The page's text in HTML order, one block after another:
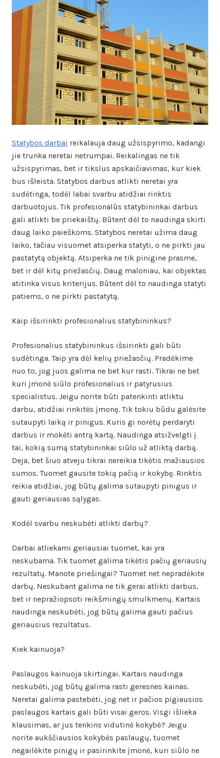
Statybos darbai reikalauja daug užsispyrimo, kadangi
jie trunka neretai netrumpai. Reikalingas ne tik
užsispyrimas, bet ir tikslus apskaičiavimas, kur kiek
bus išleista. Statybos darbus atlikti neretai yra
sudėtinga, todėl labai svarbu atidžiai rinktis
darbuotojus. Tik profesionalūs statybininkai darbus
gali atlikti be priekaištų. Būtent dėl to naudinga skirti
daug laiko paieškoms. Statybos neretai užima daug
laiko, tačiau visuomet atsiperka statyti, o ne pirkti jau
pastatytą objektą. Atsiperka ne tik pinigine prasme,
bet ir dėl kitų priežasčių. Daug maloniau, kai objektas
atitinka visus kriterijus. Būtent dėl to naudinga statyti
patiems, o ne pirkti pastatytą.
Kaip išsirinkti profesionalius statybininkus?
Profesionalius statybininkus išsirinkti gali būti
sudėtinga. Taip yra dėl kelių priežasčių. Pradėkime
nuo to, jog juos galima ne bet kur rasti. Tikrai ne bet
kuri įmonė siūlo profesionalius ir patyrusius
specialistus. Jeigu norite būti patenkinti atliktu
darbu, atidžiai rinkitės įmonę. Tik tokiu būdu galėsite
sutaupyti laiką ir pinigus. Kuris gi norėtų perdaryti
darbus ir mokėti antrą kartą. Naudinga atsižvelgti į
tai, kokią sumą statybininkai siūlo už atliktą darbą.
Deja, bet šiuo atveju tikrai nereikia tikėtis mažiausios
sumos. Tuomet gausite tokią pačią ir kokybę. Rinktis
reikia atidžiai, jog būtų galima sutaupyti pinigus ir
gauti geriausias sąlygas.
Kodėl svarbu neskubėti atlikti darbų?
Darbai atliekami geriausiai tuomet, kai yra
neskubama. Tik tuomet galima tikėtis pačių geriausių
rezultatų. Manote priešingai? Tuomet net nepradėkite
darbų. Neskubant galima ne tik gerai atlikti darbus,
bet ir nepražiopsoti reikšmingų smulkmenų. Kartais
naudinga neskubėti, jog būtų galima gauti pačius
geriausius rezultatus.
Kiek kainuoja?
Paslaugos kainuoja skirtingai. Kartais naudinga
neskubėti, jog būtų galima rasti geresnes kainas.
Neretai galima pastebėti, jog net ir pačios pigiausios
paslaugos kartais gali būti visai geros. Visgi išlieka
klausimas, ar jus tenkins vidutinė kokybė? Jeigu
norite aukščiausios kokybės paslaugų, tuomet
negailėkite pinigų ir pasirinkite įmonė, kuri siūlo ne